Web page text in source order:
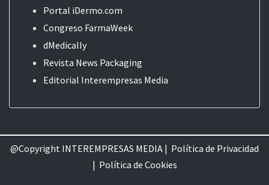
Portal iDermo.com
Congreso FarmaWeek
dMedically
Revista News Packaging
Editorial Interempresas Media
@Copyright INTEREMPRESAS MEDIA | Política de Privacidad
| Política de Cookies